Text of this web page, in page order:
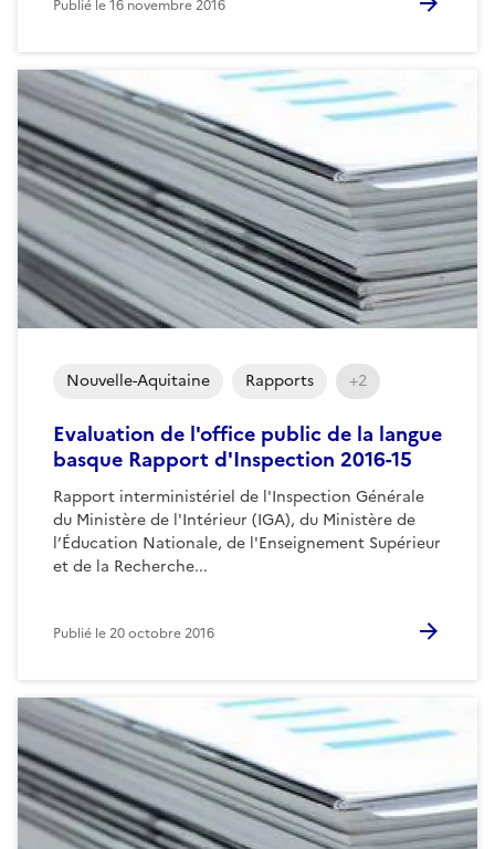
Publié le16 novembre 2016
Evaluation de l'office public de la langue
basque Rapport d'Inspection 2016-15
Rapport interministériel de l'Inspection Générale
du Ministère de l'Intérieur (IGA), du Ministère de
l’Éducation Nationale, de l'Enseignement Supérieur
et de la Recherche...
Nouvelle-Aquitaine Rapports +2
Publié le20 octobre 2016